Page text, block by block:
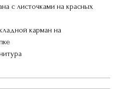
с листочками на красных
карман на